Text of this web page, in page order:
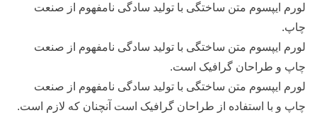
لورم ایپسوم متن ساختگی با تولید سادگی نامفهوم از صنعت
چاپ.
لورم ایپسوم متن ساختگی با تولید سادگی نامفهوم از صنعت
چاپ و طراحان گرافیک است.
لورم ایپسوم متن ساختگی با تولید سادگی نامفهوم از صنعت
چاپ و با استفاده از طراحان گرافیک است آنچنان که لازم است.